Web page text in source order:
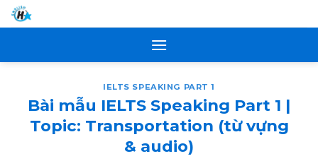
Skip
to
IELTS SPEAKING PART 1
Bài mẫu IELTS Speaking Part 1 |
Topic: Transportation (từ vựng
& audio)